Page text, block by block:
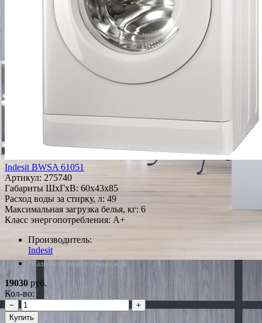
Indesit BWSA 61051
Артикул: 275740
Габариты ШxГxВ: 60x43x85
Расход воды за стирку, л: 49
Максимальная загрузка белья, кг: 6
Класс энергопотребления: A+
Производитель:
Indesit
*Наличие уточняйте у менеджера
19030 руб.
Кол-во:
−
+
Купить